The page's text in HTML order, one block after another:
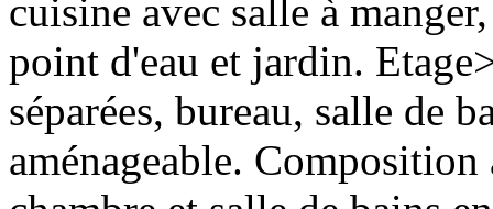
cuisine avec salle à
point d'eau et jardin.
séparées, bureau, salle de
aménageable.